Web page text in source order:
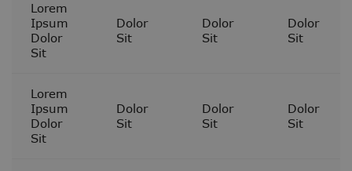
Lorem
Ipsum
Dolor
Sit
Dolor
Sit
Dolor
Sit
Dolor
Sit
Lorem
Ipsum
Dolor
Sit
Dolor
Sit
Dolor
Sit
Dolor
Sit